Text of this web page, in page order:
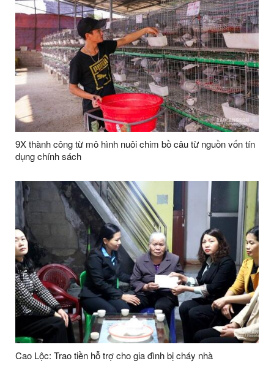
9X thành công từ mô hình nuôi chim bồ câu từ nguồn vốn tín
dụng chính sách
Cao Lộc: Trao tiền hỗ trợ cho gia đình bị cháy nhà